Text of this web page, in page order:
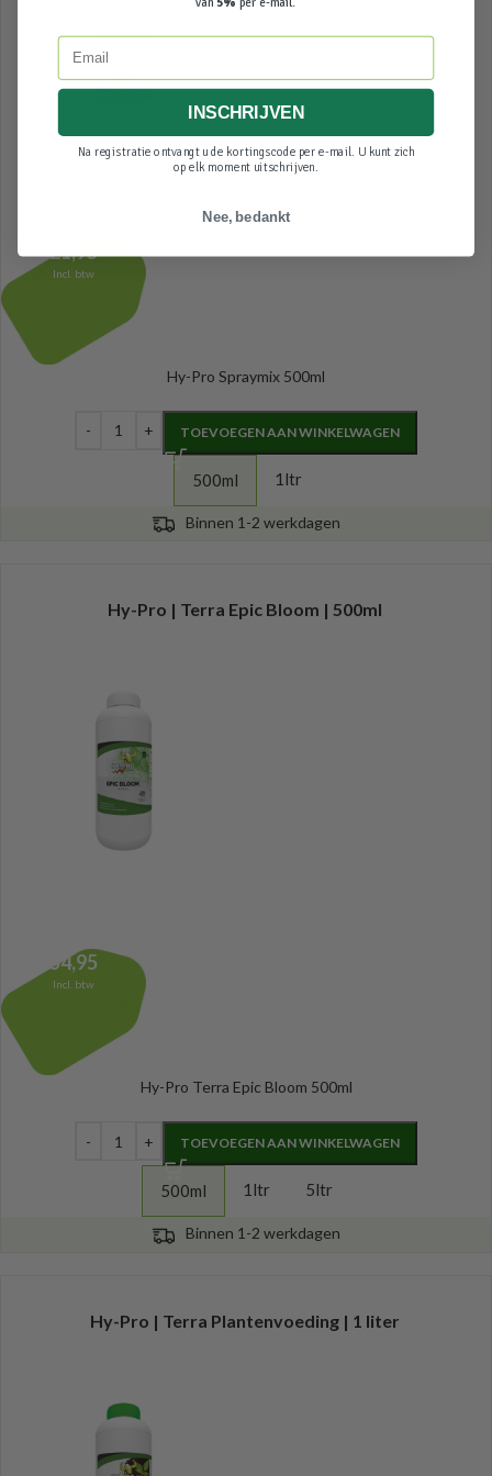
21,95
Incl. btw
Hy-Pro Spraymix 500ml
TOEVOEGEN AAN WINKELWAGEN
500ml 1ltr
Binnen 1-2 werkdagen
Hy-Pro | Terra Epic Bloom | 500ml
54,95
Incl. btw
Hy-Pro Terra Epic Bloom 500ml
TOEVOEGEN AAN WINKELWAGEN
500ml 1ltr 5ltr
Binnen 1-2 werkdagen
Hy-Pro | Terra Plantenvoeding | 1 liter
Email
INSCHRIJVEN
Na registratie ontvangt u de kortingscode per e-mail. U kunt zich
op elk moment uitschrijven.
Nee, bedankt